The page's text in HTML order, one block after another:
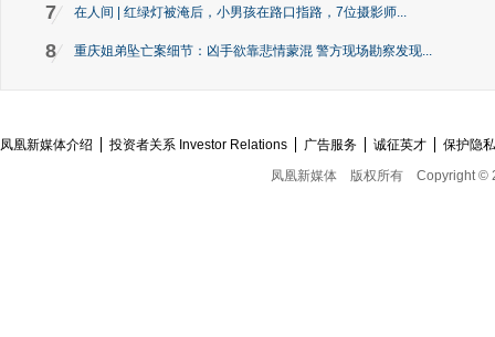
7 在人间 | 红绿灯被淹后，小男孩在路口指路，7位摄影师...
8 重庆姐弟坠亡案细节：凶手欲靠悲情蒙混 警方现场勘察发现...
凤凰新媒体介绍 投资者关系 Investor Relations 广告服务 诚征英才
保护隐
凤凰新媒体
版权所有 Copyright ©